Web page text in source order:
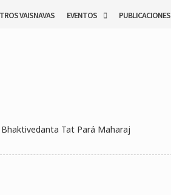
VAISNAVAS EVENTOS PUBLICACIONES
Tat Pará Maharaj